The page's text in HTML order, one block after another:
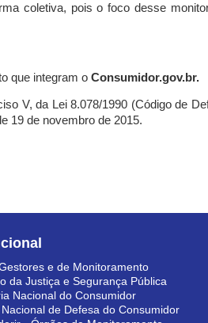
coletiva, pois o foco desse
que integram o Consumidor.gov.br.
V, da Lei 8.078/1990 (Código de
19 de novembro de 2015.
e de Monitoramento
da Justiça e Segurança Pública
Nacional do Consumidor
de Defesa do Consumidor